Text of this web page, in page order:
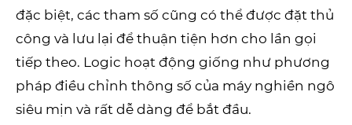
đặc biệt, các tham số cũng có thể được đặt thủ
công và lưu lại để thuận tiện hơn cho lần gọi
tiếp theo. Logic hoạt động giống như phương
pháp điều chỉnh thông số của máy nghiền ngô
siêu mịn và rất dễ dàng để bắt đầu.